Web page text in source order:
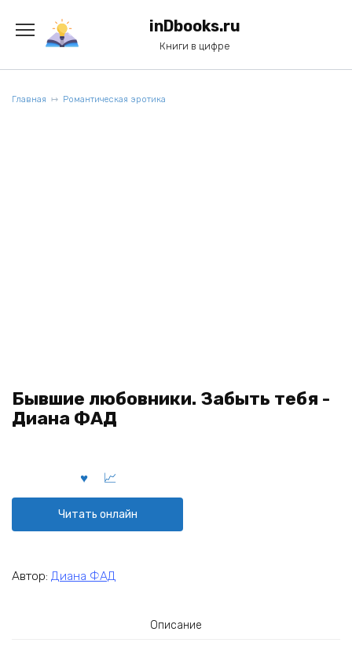
содержанию
inDbooks.ru
Книги в цифре
Главная Романтическая эротика
Бывшие любовники. Забыть тебя -
Диана ФАД
Читать онлайн
Автор: Диана ФАД
Описание